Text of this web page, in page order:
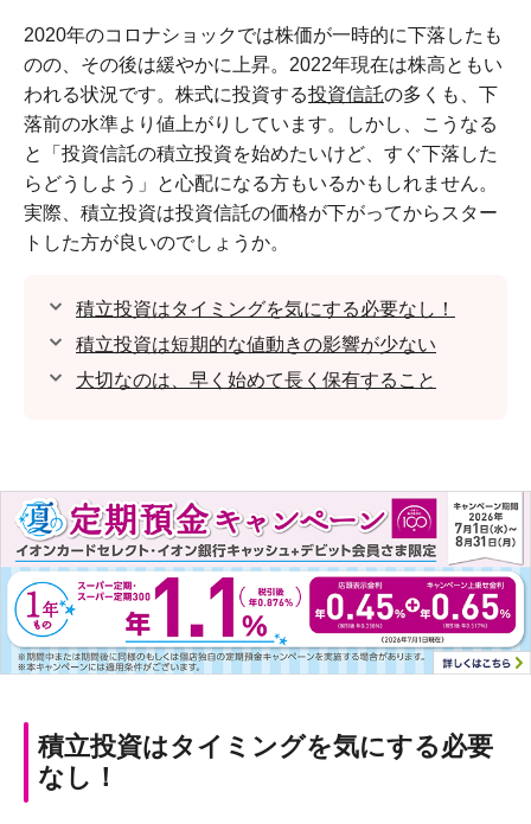
2020年のコロナショックでは株価が一時的に下落したも
のの、その後は緩やかに上昇。2022年現在は株高ともい
われる状況です。株式に投資する投資信託の多くも、下
落前の水準より値上がりしています。しかし、こうなる
と「投資信託の積立投資を始めたいけど、すぐ下落した
らどうしよう」と心配になる方もいるかもしれません。
実際、積立投資は投資信託の価格が下がってからスター
トした方が良いのでしょうか。
積立投資はタイミングを気にする必要なし！
積立投資は短期的な値動きの影響が少ない
大切なのは、早く始めて長く保有すること
積立投資はタイミングを気にする必要
なし！